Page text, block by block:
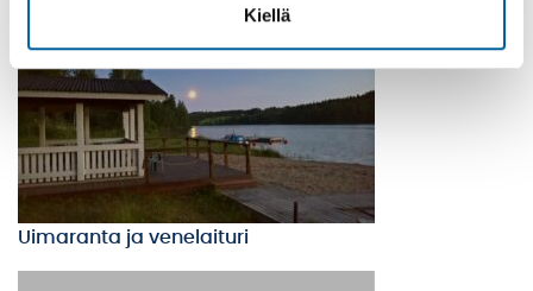
Kiellä
Uimaranta ja venelaituri